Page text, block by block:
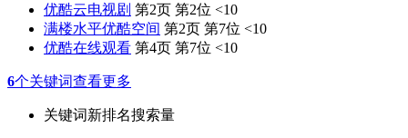
优酷云电视剧 第2页 第2位 <10
满楼水平优酷空间 第2页 第7位 <10
优酷在线观看 第4页 第7位 <10
6个关键词查看更多
关键词新排名搜索量